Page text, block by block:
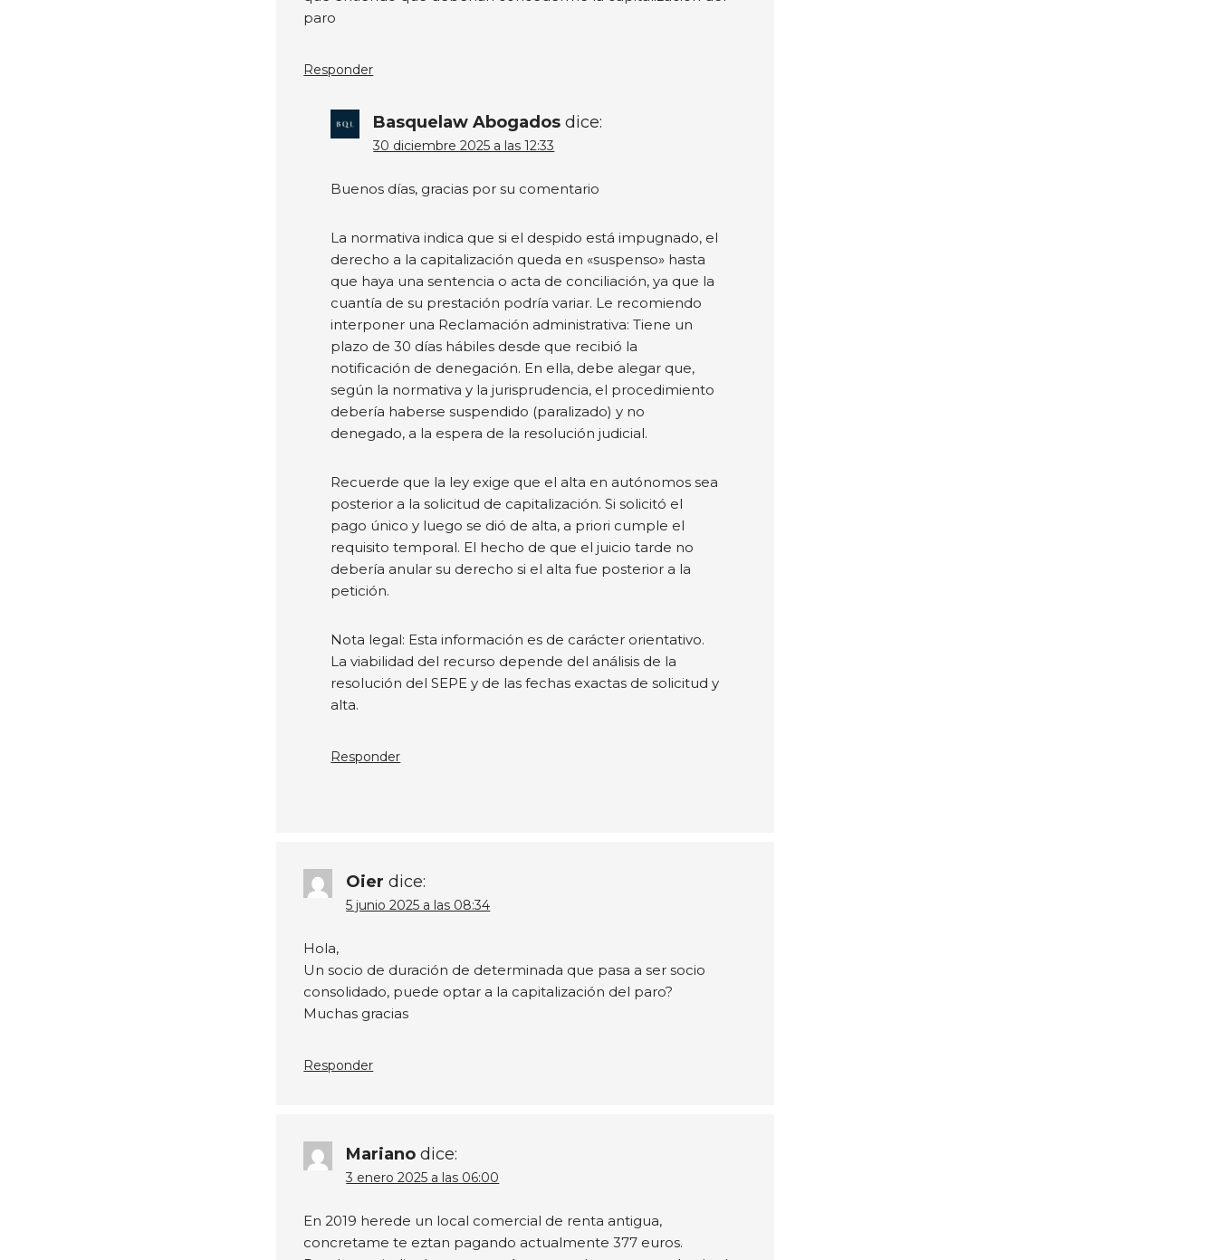
paro
Responder
Basquelaw Abogados dice:
30 diciembre 2025 a las 12:33
Buenos días, gracias por su comentario
La normativa indica que si el despido está impugnado, el
derecho a la capitalización queda en «suspenso» hasta
que haya una sentencia o acta de conciliación, ya que la
cuantía de su prestación podría variar. Le recomiendo
interponer una Reclamación administrativa: Tiene un
plazo de 30 días hábiles desde que recibió la
notificación de denegación. En ella, debe alegar que,
según la normativa y la jurisprudencia, el procedimiento
debería haberse suspendido (paralizado) y no
denegado, a la espera de la resolución judicial.
Recuerde que la ley exige que el alta en autónomos sea
posterior a la solicitud de capitalización. Si solicitó el
pago único y luego se dió de alta, a priori cumple el
requisito temporal. El hecho de que el juicio tarde no
debería anular su derecho si el alta fue posterior a la
petición.
Nota legal: Esta información es de carácter orientativo.
La viabilidad del recurso depende del análisis de la
resolución del SEPE y de las fechas exactas de solicitud y
alta.
Responder
Oier dice:
5 junio 2025 a las 08:34
Hola,
Un socio de duración de determinada que pasa a ser socio
consolidado, puede optar a la capitalización del paro?
Muchas gracias
Responder
Mariano dice:
3 enero 2025 a las 06:00
En 2019 herede un local comercial de renta antigua,
concretame te eztan pagando actualmente 377 euros.